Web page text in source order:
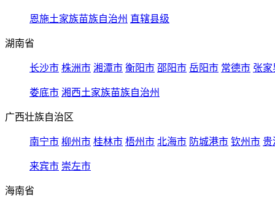
恩施土家族苗族自治州 直辖县级
湖南省
长沙市 株洲市 湘潭市 衡阳市 邵阳市 岳阳市 常德市 张家
娄底市 湘西土家族苗族自治州
广西壮族自治区
南宁市 柳州市 桂林市 梧州市 北海市 防城港市 钦州市 贵
来宾市 崇左市
海南省